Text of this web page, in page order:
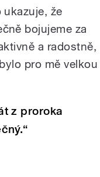
že
bojujeme za
a radostně,
pro mě velkou
z proroka